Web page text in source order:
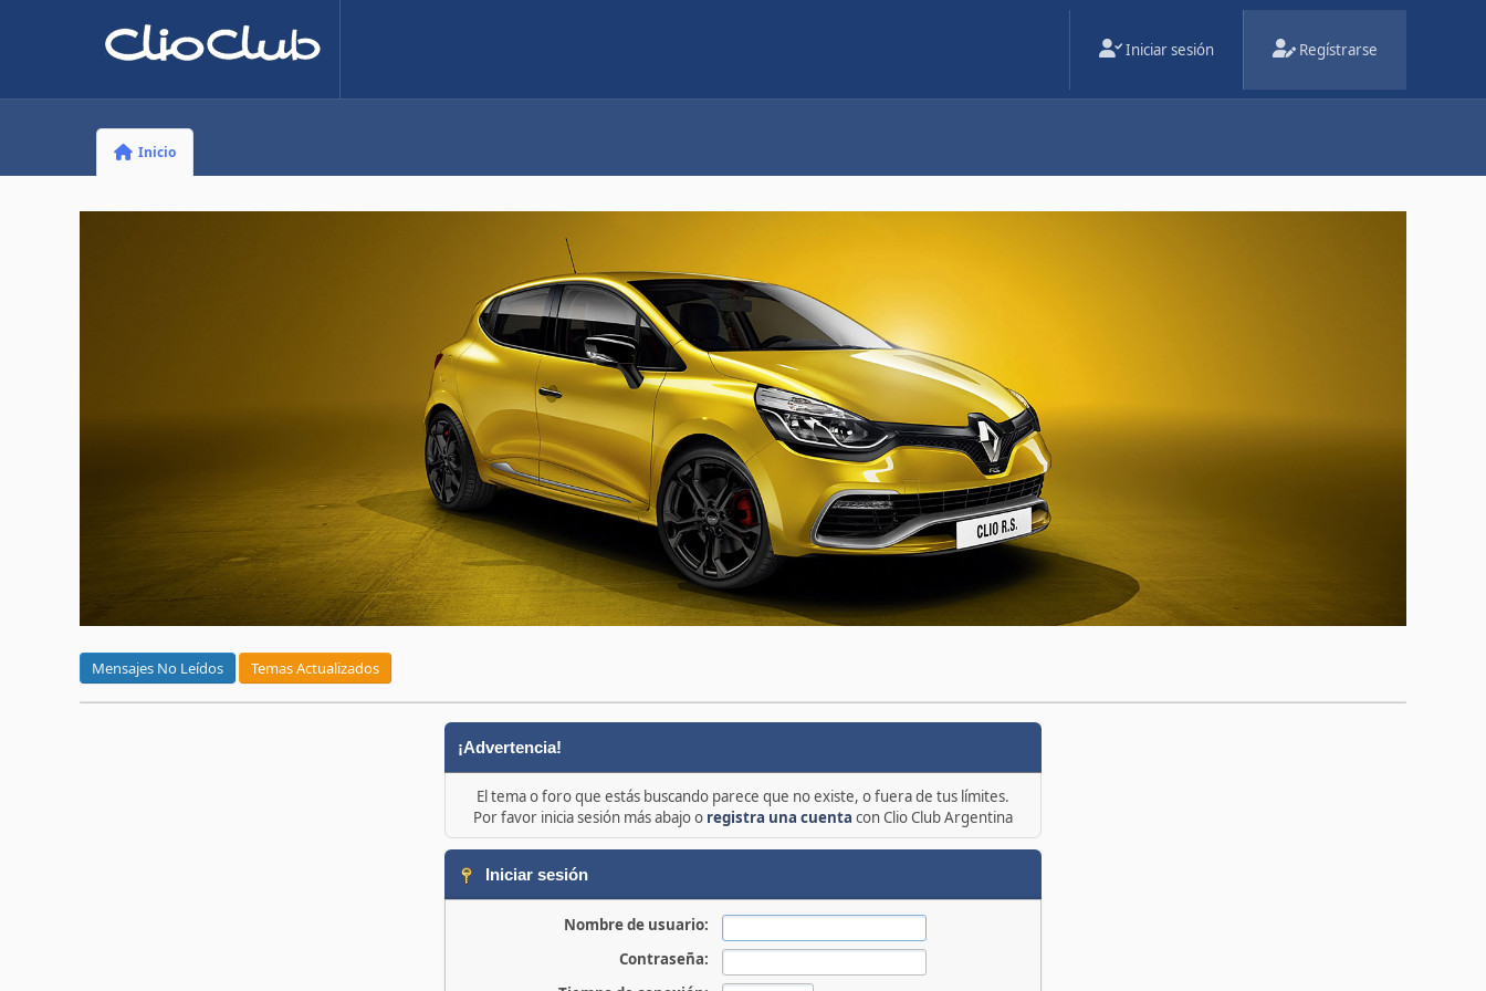
Iniciar sesión Regístrarse
Inicio
Mensajes No Leídos Temas Actualizados
¡Advertencia!
El tema o foro que estás buscando parece que no existe, o fuera de tus límites.
Por favor inicia sesión más abajo o registra una cuenta con Clio Club Argentina
Iniciar sesión
Nombre de usuario:
Contraseña: